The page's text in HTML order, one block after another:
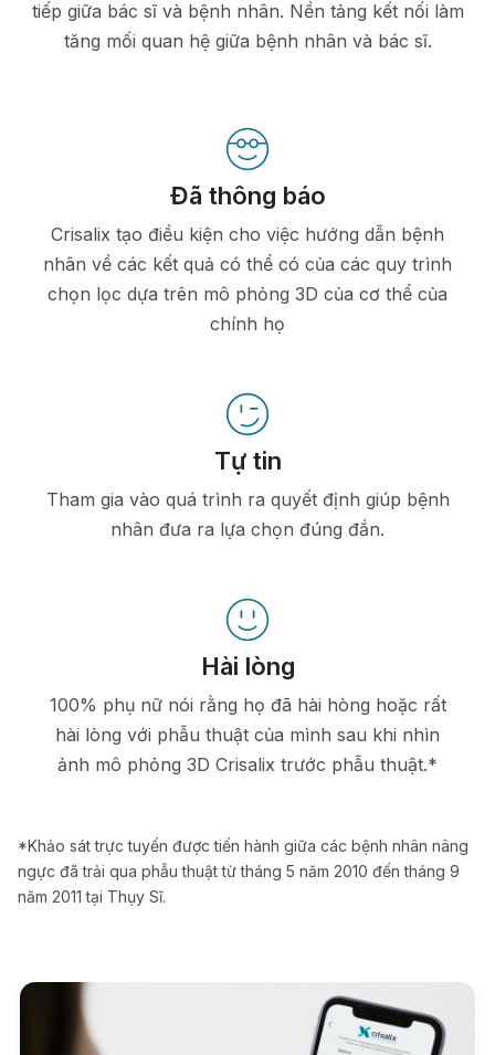
tiếp giữa bác sĩ và bệnh nhân. Nền tảng kết nối làm
tăng mối quan hệ giữa bệnh nhân và bác sĩ.
Đã thông báo
Crisalix tạo điều kiện cho việc hướng dẫn bệnh
nhân về các kết quả có thể có của các quy trình
chọn lọc dựa trên mô phỏng 3D của cơ thể của
chính họ
Tự tin
Tham gia vào quá trình ra quyết định giúp bệnh
nhân đưa ra lựa chọn đúng đắn.
Hài lòng
100% phụ nữ nói rằng họ đã hài hòng hoặc rất
hài lòng với phẫu thuật của mình sau khi nhìn
ảnh mô phỏng 3D Crisalix trước phẫu thuật.*
*Khảo sát trực tuyến được tiến hành giữa các bệnh nhân nâng
ngực đã trải qua phẫu thuật từ tháng 5 năm 2010 đến tháng 9
năm 2011 tại Thụy Sĩ.